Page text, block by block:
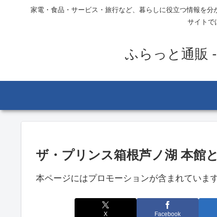
家電・食品・サービス・旅行など、暮らしに役立つ情報を
サイトで
ふらっと通販
ザ・プリンス箱根芦ノ湖 本館
本ページにはプロモーションが含まれていま
X Facebook